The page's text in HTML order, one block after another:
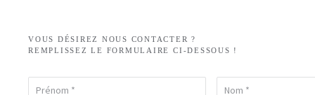
VOUS DÉSIREZ NOUS CONTACTER ?
REMPLISSEZ LE FORMULAIRE CI-DESSOUS !